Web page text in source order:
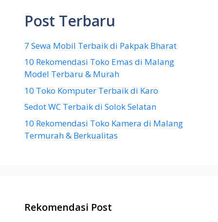
Post Terbaru
7 Sewa Mobil Terbaik di Pakpak Bharat
10 Rekomendasi Toko Emas di Malang
Model Terbaru & Murah
10 Toko Komputer Terbaik di Karo
Sedot WC Terbaik di Solok Selatan
10 Rekomendasi Toko Kamera di Malang
Termurah & Berkualitas
Rekomendasi Post